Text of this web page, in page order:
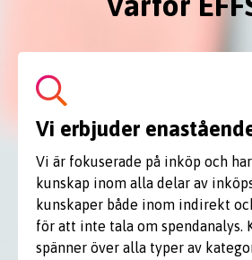
Vi erbjuder
Vi är fokuserade på inköp och
kunskap inom alla delar av
kunskaper både inom indirekt
för att inte tala om spendanalys.
spänner över alla typer av